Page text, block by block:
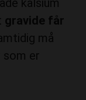
kalsium
gravide får
må
som er